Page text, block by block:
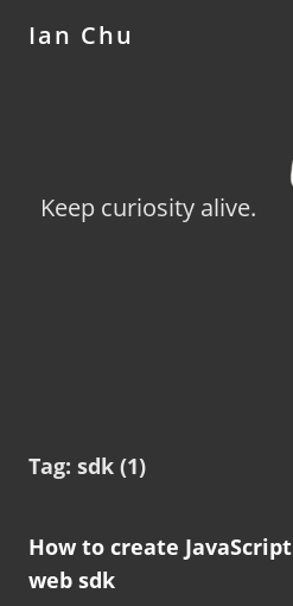
Ian Chu
Keep curiosity alive.
Tag: sdk (1)
How to create JavaScript
web sdk